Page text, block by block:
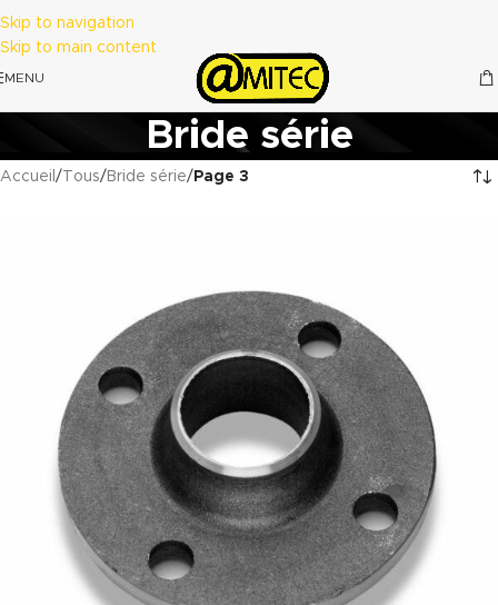
Skip to navigation
Skip to main content
MENU
Bride série
Accueil / Tous/ Bride série/ Page 3